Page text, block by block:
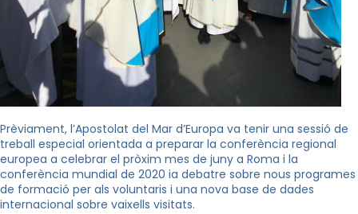
Prèviament, l’Apostolat del Mar d’Europa va tenir una sessió de
treball especial orientada a preparar la conferència regional
europea a celebrar el pròxim mes de juny a Roma i la
conferència mundial de 2020 ia debatre sobre nous programes
de formació per als voluntaris i una nova base de dades
internacional sobre vaixells visitats.